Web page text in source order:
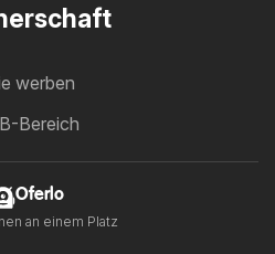
werben
Bereich
Oferlo
an einem Platz